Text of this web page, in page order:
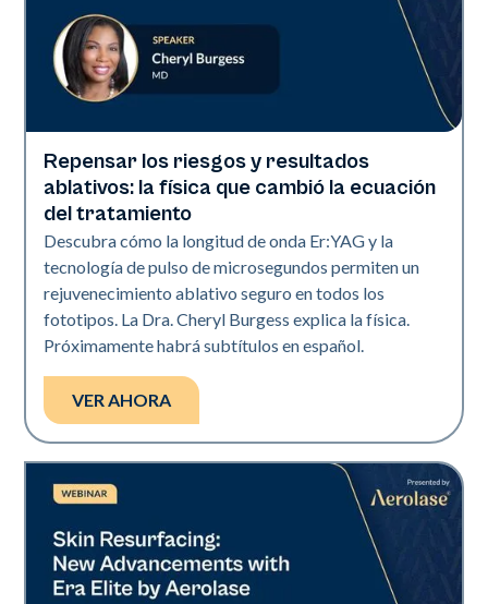
Era Elite
Repensar los riesgos y resultados
ablativos: la física que cambió la ecuación
del tratamiento
Descubra cómo la longitud de onda Er:YAG y la
tecnología de pulso de microsegundos permiten un
rejuvenecimiento ablativo seguro en todos los
fototipos. La Dra. Cheryl Burgess explica la física.
Próximamente habrá subtítulos en español.
VER AHORA